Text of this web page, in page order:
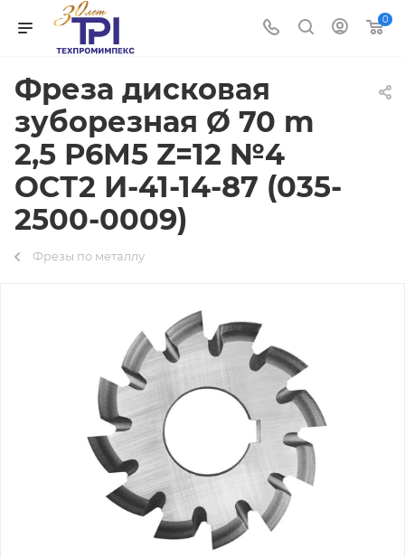
0
Фреза дисковая
зуборезная Ø 70 m
2,5 Р6М5 Z=12 №4
ОСТ2 И-41-14-87 (035-
2500-0009)
Фрезы по металлу